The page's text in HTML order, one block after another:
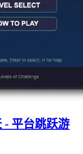
- 平台跳跃游